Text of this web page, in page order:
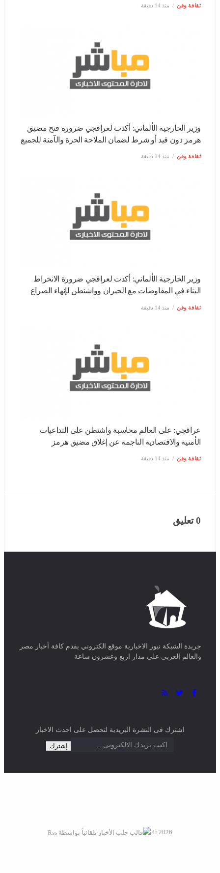
وزير الخارجية الألماني: أكدت لعراقجي ضرورة فتح مضيق
هرمز دون قيد أو شرط لضمان الملاحة الحرة والآمنة للجميع
ثقافة وفن منذ 14 دقيقة
وزير الخارجية الألماني: أكدت لعراقجي ضرورة الانخراط البناء
في المفاوضات مع الجيران وواشنطن لإنهاء الصراع
ثقافة وفن منذ 14 دقيقة
عراقجي: على العالم محاسبة واشنطن على التداعيات الأمنية
والاقتصادية الناجمة عن إغلاق مضيق هرمز
0 تعليق
جريدة الشبكة نيوز الاخبارية موقع الكتروني يقدم كافة أخبار مصر
والعالم العربي علي مدار اربع وعشرون ساعة
اشترك فى النشرة البريدية لتحصل على احدث الاخبار